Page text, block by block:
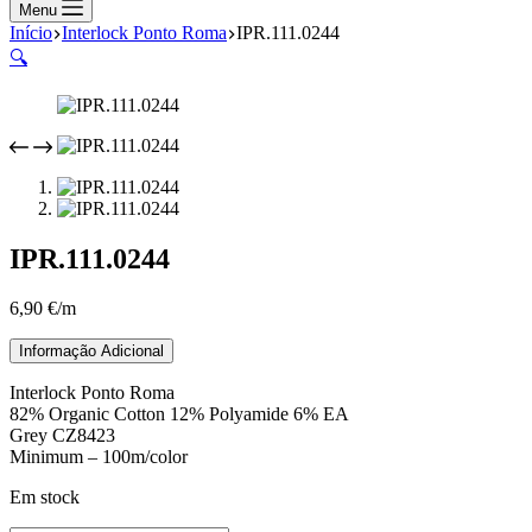
Menu
Início Interlock Ponto Roma IPR.111.0244
🔍
IPR.111.0244
6,90 €/m
Informação Adicional
Interlock Ponto Roma
82% Organic Cotton 12% Polyamide 6% EA
Grey CZ8423
Minimum – 100m/color
Em stock